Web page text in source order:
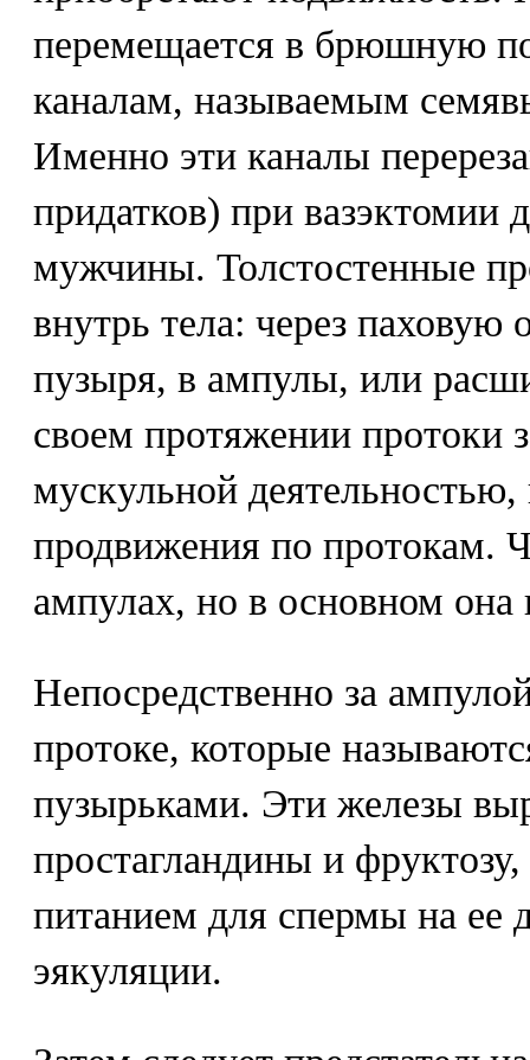
перемещается в брюшную
каналам, называемым
Именно эти каналы
придатков) при вазэктомии
мужчины. Толстостенные
внутрь тела: через паховую
пузыря, в ампулы, или
своем протяжении протоки
мускульной
продвижения по протокам.
ампулах, но в основном она
Непосредственно за
протоке, которые
пузырьками. Эти железы
простагландины и
питанием для спермы на ее
эякуляции.